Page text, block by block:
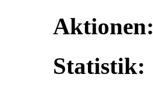
Aktionen:
Statistik: